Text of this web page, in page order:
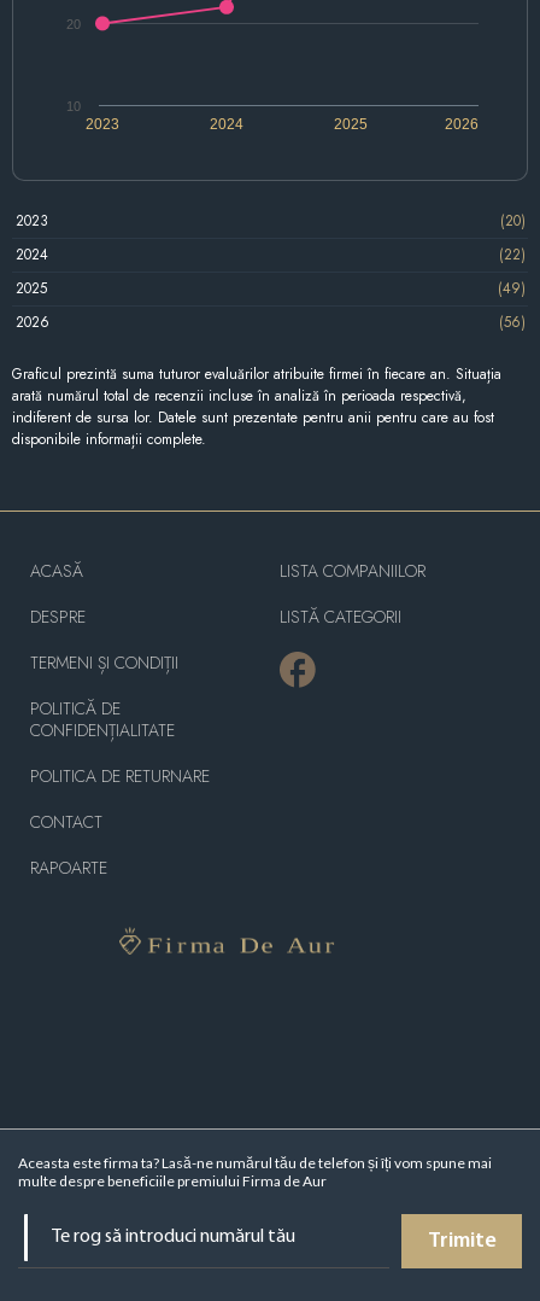
2024 2026
2023 2025
10
20
2023
(20)
2024
(22)
2025
(49)
2026
(56)
Graficul prezintă suma tuturor evaluărilor atribuite firmei în fiecare an. Situația
arată numărul total de recenzii incluse în analiză în perioada respectivă,
indiferent de sursa lor. Datele sunt prezentate pentru anii pentru care au fost
disponibile informații complete.
Aceasta este firma ta? Lasă-ne numărul tău de telefon și îți vom spune mai
multe despre beneficiile premiului Firma de Aur
Trimite
ACASĂ
DESPRE
TERMENI ȘI CONDIȚII
POLITICĂ DE
CONFIDENȚIALITATE
POLITICA DE RETURNARE
CONTACT
RAPOARTE
LISTA COMPANIILOR
LISTĂ CATEGORII